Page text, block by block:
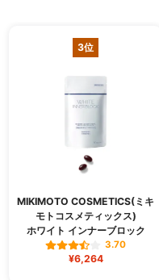
3位
MIKIMOTO COSMETICS(ミキ
モトコスメティックス)
ホワイト インナーブロック
3.70
¥6,264